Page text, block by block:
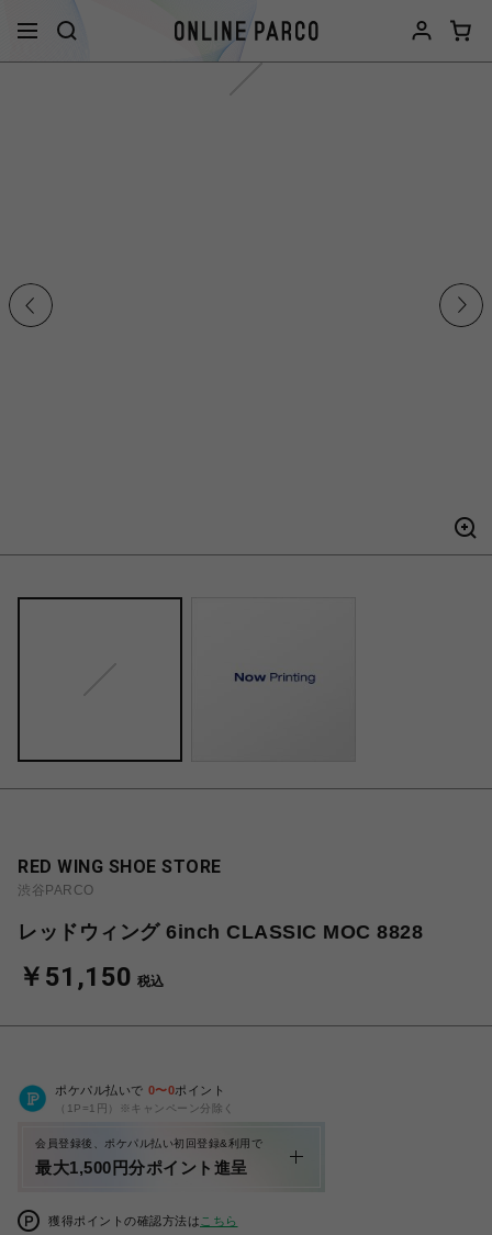
RED WING SHOE STORE
渋谷PARCO
レッドウィング 6inch CLASSIC MOC 8828
￥51,150 税込
ポケパル払いで 0〜0ポイント
（1P=1円）※キャンペーン分除く
会員登録後、ポケパル払い初回登録&利用で
最大1,500円分ポイント進呈
獲得ポイントの確認方法は こちら